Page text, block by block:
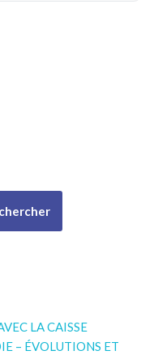
LA CAISSE
– ÉVOLUTIONS ET